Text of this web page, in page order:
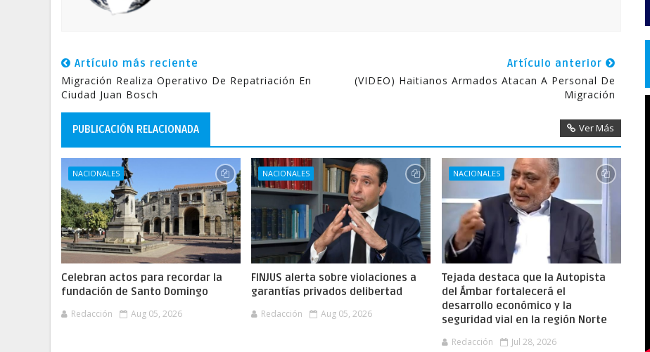
Artículo más reciente
Migración Realiza Operativo De Repatriación En
Ciudad Juan Bosch
Artículo anterior
(VIDEO) Haitianos Armados Atacan A Personal De
Migración
PUBLICACIÓN RELACIONADA Ver Más
NACIONALES
Celebran actos para recordar la
fundación de Santo Domingo
Redacción Aug 05, 2026
NACIONALES
FINJUS alerta sobre violaciones a
garantías privados delibertad
Redacción Aug 05, 2026
NACIONALES
Tejada destaca que la Autopista
del Ámbar fortalecerá el
desarrollo económico y la
seguridad vial en la región Norte
Redacción Jul 28, 2026